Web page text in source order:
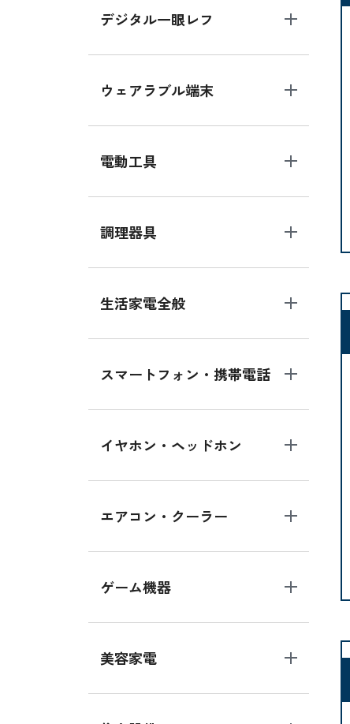
デジタル一眼レフ
ウェアラブル端末
電動工具
調理器具
生活家電全般
スマートフォン・携帯電話
イヤホン・ヘッドホン
エアコン・クーラー
ゲーム機器
美容家電